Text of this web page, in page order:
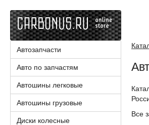
Все
Автозапчасти
Авто по запчастям
Автошины легковые
Автошины грузовые
Диски колесные